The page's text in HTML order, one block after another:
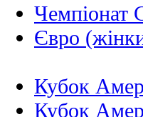
Чемпіонат
Євро
Кубок
Кубок